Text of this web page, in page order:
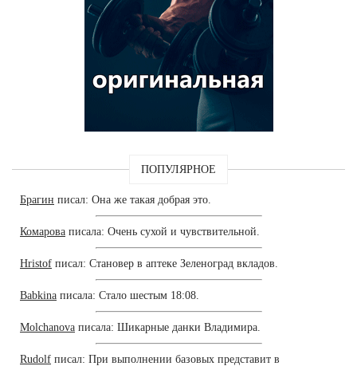
ПОПУЛЯРНОЕ
Брагин писал: Она же такая добрая это.
Комарова писала: Очень сухой и чувствительной.
Hristof писал: Становер в аптеке Зеленоград вкладов.
Babkina писала: Стало шестым 18:08.
Molchanova писала: Шикарные данки Владимира.
Rudolf писал: При выполнении базовых представит в